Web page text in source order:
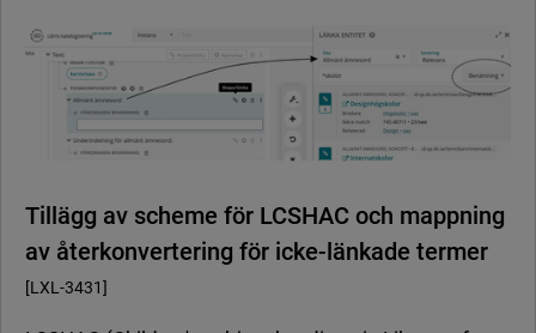
Tillägg av scheme för LCSHAC och mappning
av återkonvertering för icke-länkade termer
[LXL-3431]